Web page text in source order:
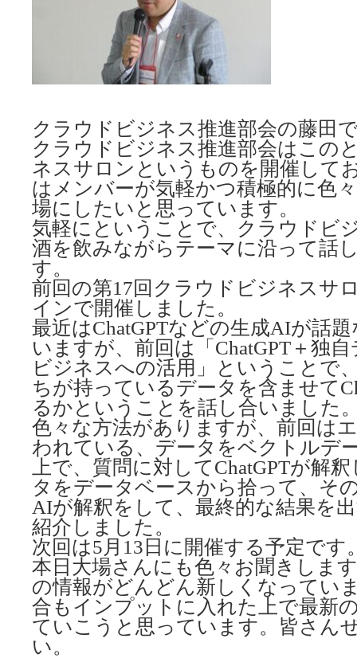
クラウドビジネス推進部会の藤田
クラウドビジネス推進部会はこの
ネスサロンというものを開催して
はメンバーが気軽かつ積極的に色
場にしたいと思っています。
気軽にということで、クラウドビ
酒を飲みながらテーマに沿って話
す。
前回の第17回クラウドビジネスサ
インで開催しました。
最近はChatGPTなどの生成AIが話
いますが、前回は「ChatGPT＋独
ビジネスへの活用」ということで
ちが持っているデータを含ませて
るかということを話し合いました
色々な方法がありますが、前回は
われている、データをベクトルデ
上で、質問に対してChatGPTが解
タをデータベースから拾って、そ
AIが解釈をして、最終的な結果を
紹介しました。
次回は5月13日に開催する予定です
本日大場さんにも色々お聞きしま
の情報がどんどん新しくなってい
合もインプットに入れた上で最新
ていこうと思っています。皆さん
い。